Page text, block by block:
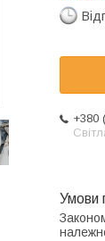
+380